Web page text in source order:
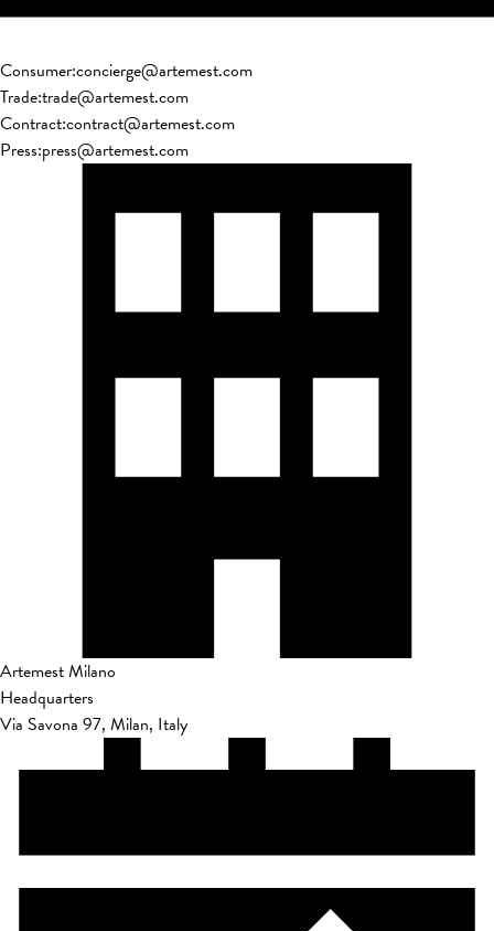
Consumer:concierge@artemest.com
Trade:trade@artemest.com
Contract:contract@artemest.com
Press:press@artemest.com
Artemest Milano
Headquarters
Via Savona 97, Milan, Italy